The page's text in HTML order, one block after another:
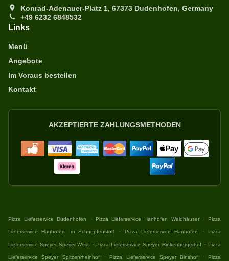
Konrad-Adenauer-Platz 1, 67373 Dudenhofen, Germany
+49 6232 6848532
Links
Menü
Angebote
Im Voraus bestellen
Kontakt
AKZEPTIERTE ZAHLUNGSMETHODEN
Pizza Lieferservice Dudenhofen . Pizza Lieferservice Hanhofen Waldhäuser . Pizza
Lieferservice Hanhofen Im Schnepfenstoß . Pizza Lieferservice Hanhofen . Pizza
Lieferservice Speyer Speyer-West . Pizza Lieferservice Speyer Rinkenbergerhof . Pizza
Lieferservice Speyer Spitzenrheinhof . Pizza Lieferservice Speyer Binshof . Pizza